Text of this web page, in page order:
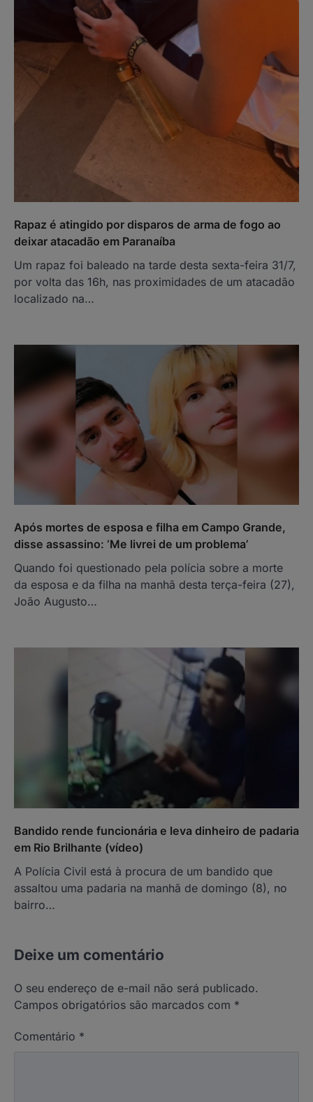
Rapaz é atingido por disparos de arma de fogo ao
deixar atacadão em Paranaíba
Um rapaz foi baleado na tarde desta sexta-feira 31/7,
por volta das 16h, nas proximidades de um atacadão
localizado na…
Após mortes de esposa e filha em Campo Grande,
disse assassino: ‘Me livrei de um problema’
Quando foi questionado pela polícia sobre a morte
da esposa e da filha na manhã desta terça-feira (27),
João Augusto…
Bandido rende funcionária e leva dinheiro de padaria
em Rio Brilhante (vídeo)
A Polícia Civil está à procura de um bandido que
assaltou uma padaria na manhã de domingo (8), no
bairro…
Deixe um comentário
O seu endereço de e-mail não será publicado.
Campos obrigatórios são marcados com *
Comentário *